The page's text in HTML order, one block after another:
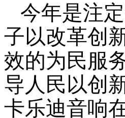
今年是注
子以改革创
效的为民服
导人民以创
卡乐迪音响